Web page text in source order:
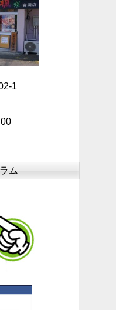
1
：00